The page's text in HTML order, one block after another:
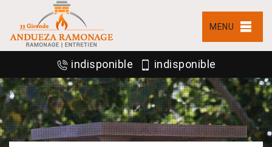
MENU
indisponible indisponible